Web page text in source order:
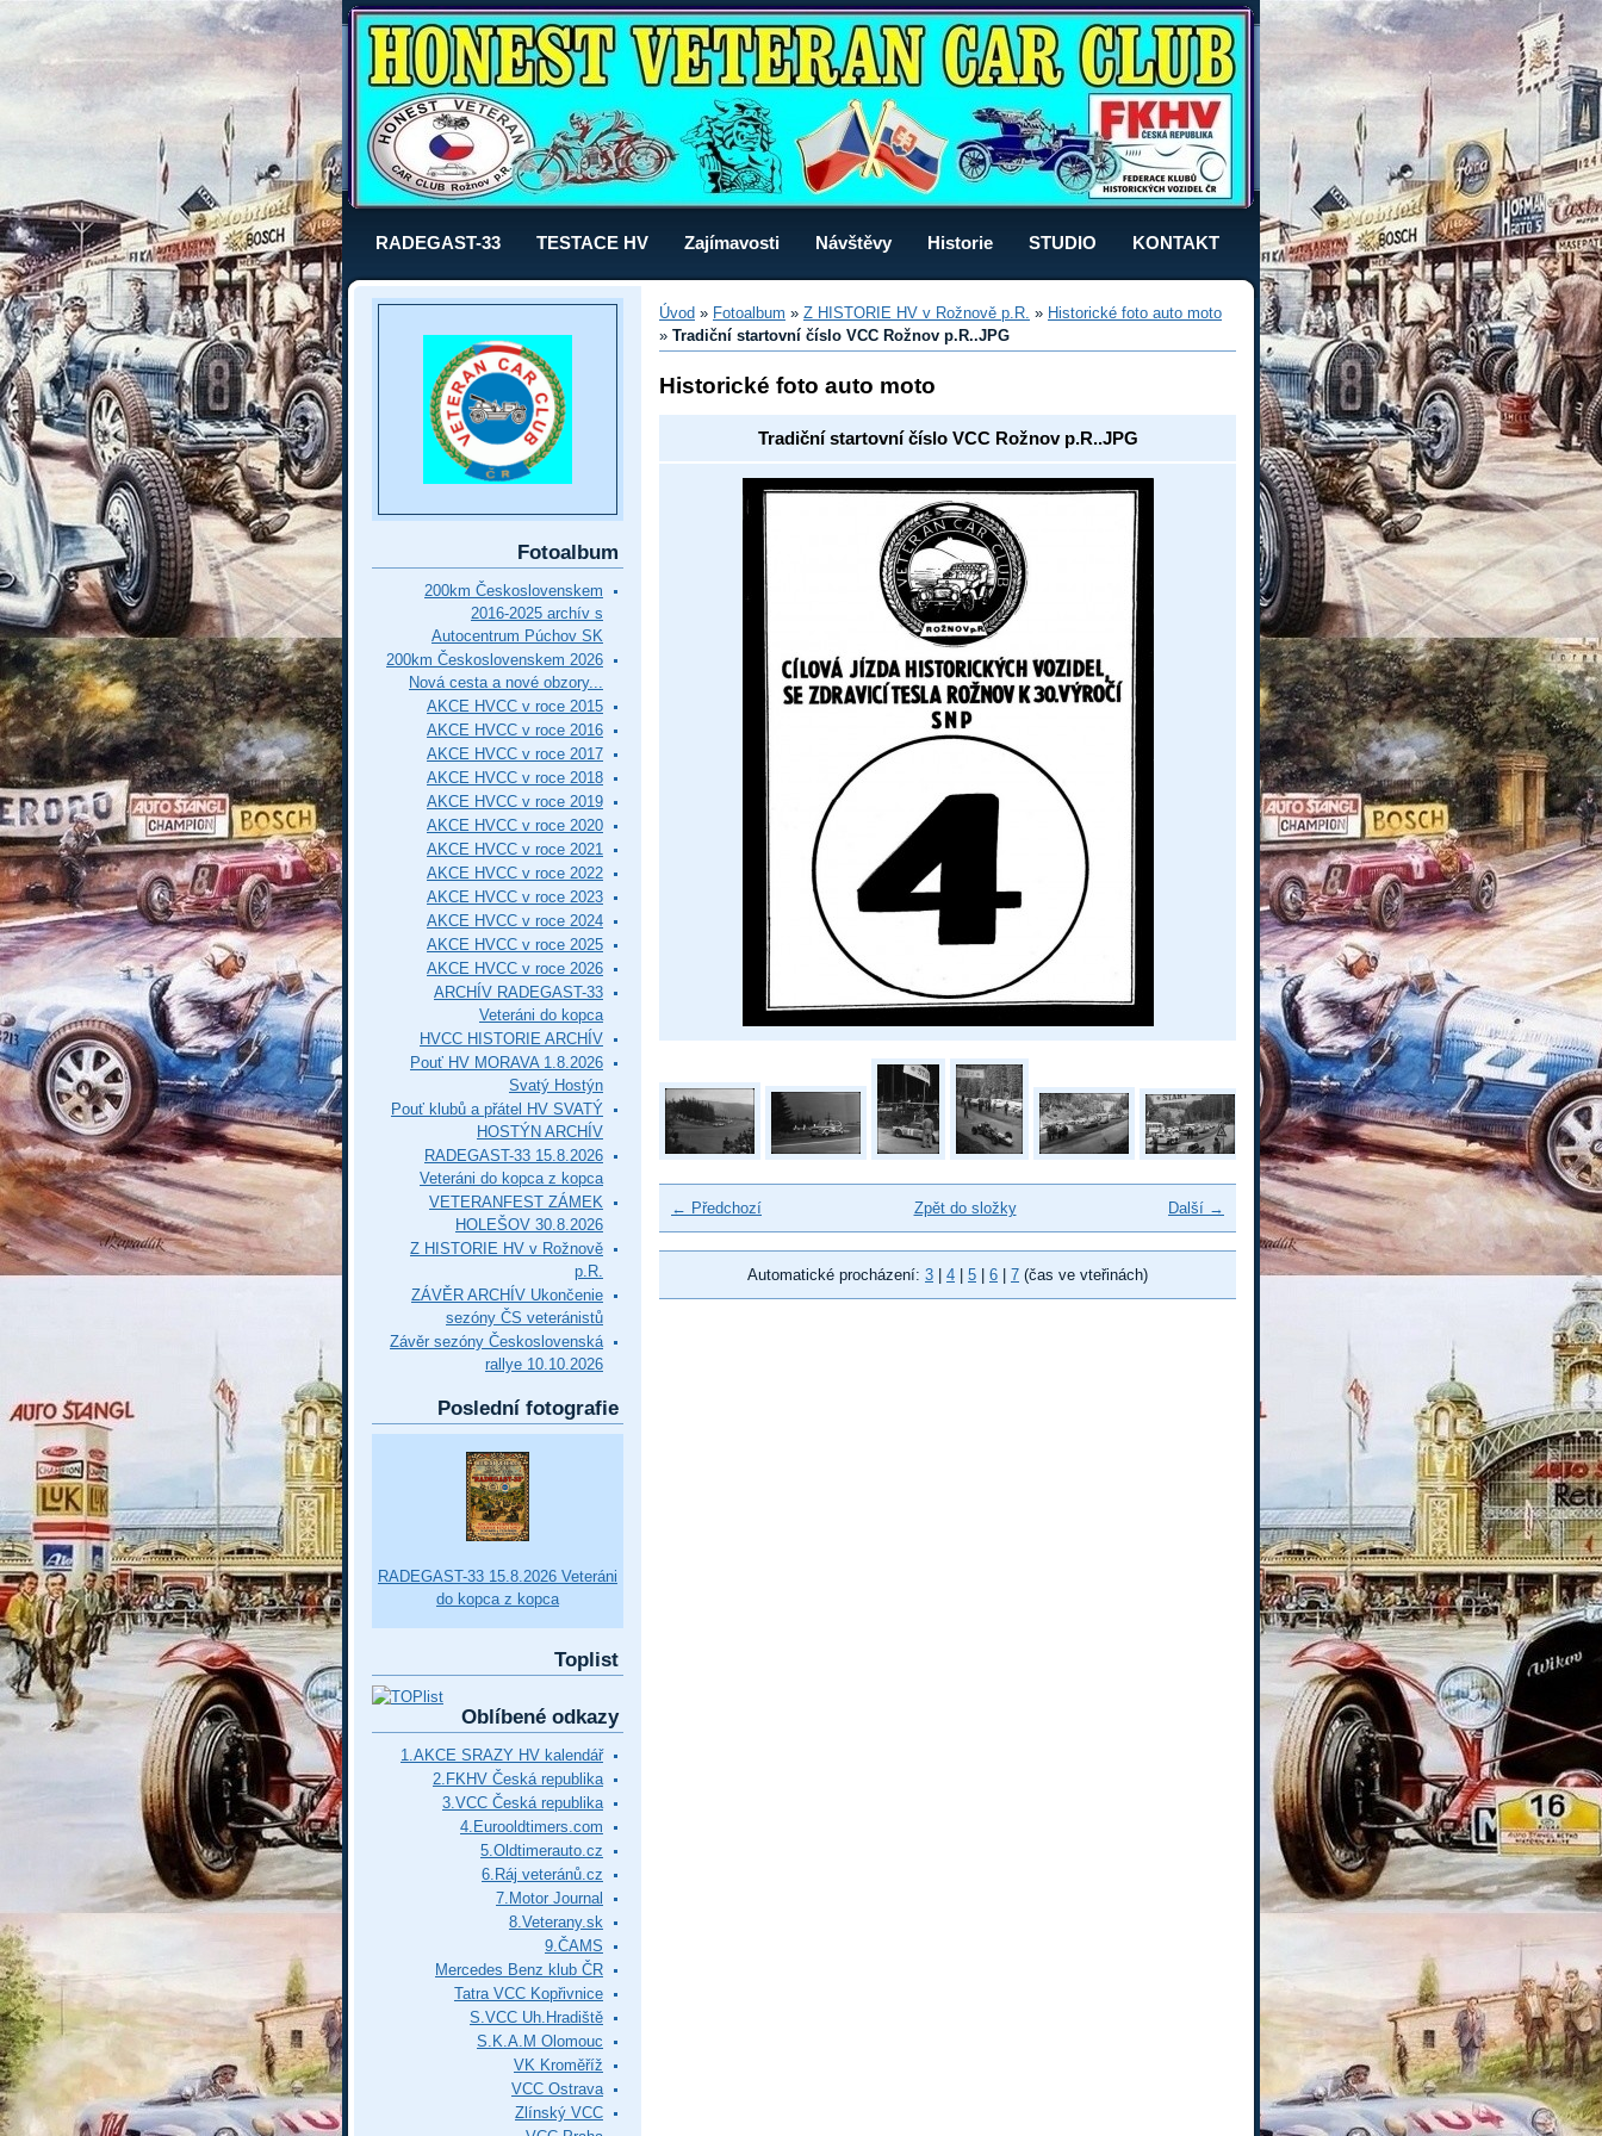
RADEGAST-33 TESTACE HV Zajímavosti Návštěvy Historie STUDIO KONTAKT
Úvod » Fotoalbum » Z HISTORIE HV v Rožnově p.R. » Historické foto auto moto
» Tradiční startovní číslo VCC Rožnov p.R..JPG
Historické foto auto moto
Tradiční startovní číslo VCC Rožnov p.R..JPG
← Předchozí Další →
Zpět do složky
Automatické procházení: 3 4 5 6 7 (čas ve vteřinách)
Fotoalbum
200km Československem
2016-2025 archív s
Autocentrum Púchov SK
200km Československem 2026
Nová cesta a nové obzory...
AKCE HVCC v roce 2015
AKCE HVCC v roce 2016
AKCE HVCC v roce 2017
AKCE HVCC v roce 2018
AKCE HVCC v roce 2019
AKCE HVCC v roce 2020
AKCE HVCC v roce 2021
AKCE HVCC v roce 2022
AKCE HVCC v roce 2023
AKCE HVCC v roce 2024
AKCE HVCC v roce 2025
AKCE HVCC v roce 2026
ARCHÍV RADEGAST-33
Veteráni do kopca
HVCC HISTORIE ARCHÍV
Pouť HV MORAVA 1.8.2026
Svatý Hostýn
Pouť klubů a přátel HV SVATÝ
HOSTÝN ARCHÍV
RADEGAST-33 15.8.2026
Veteráni do kopca z kopca
VETERANFEST ZÁMEK
HOLEŠOV 30.8.2026
Z HISTORIE HV v Rožnově
p.R.
ZÁVĚR ARCHÍV Ukončenie
sezóny ČS veteránistů
Závěr sezóny Československá
rallye 10.10.2026
Poslední fotografie
RADEGAST-33 15.8.2026 Veteráni
do kopca z kopca
Toplist
Oblíbené odkazy
1.AKCE SRAZY HV kalendář
2.FKHV Česká republika
3.VCC Česká republika
4.Eurooldtimers.com
5.Oldtimerauto.cz
6.Ráj veteránů.cz
7.Motor Journal
8.Veterany.sk
9.ČAMS
Mercedes Benz klub ČR
Tatra VCC Kopřivnice
S.VCC Uh.Hradiště
S.K.A.M Olomouc
VK Kroměříž
VCC Ostrava
Zlínský VCC